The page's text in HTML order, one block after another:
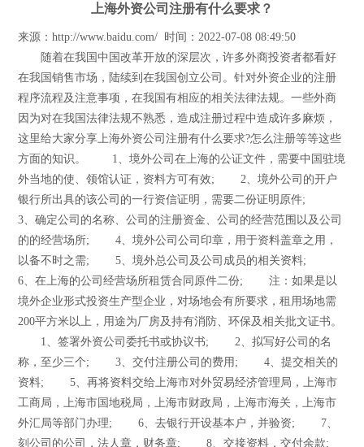
上海外资公司注册有什么要求？
来源：http://www.baidu.com/ 时间：2022-07-08 08:49:50
随着在我国中国改革开放的深层次，许多外商投资者都看好
在我国销售市场，陆续到在我国创立公司。针对外资企业的注册
程序流程及注意事项，在我国有相应的相关法律法规。一些外商
因为对在我国法律法规不熟悉，造成注册过程中造成许多麻烦，
这里给大家分享上海外资公司注册有什么要求?怎么注册等等这些
方面的知识。 1、境外公司在上海的公证文件，需要中国驻境
外当地的使、领馆认证，资料方可有效; 2、境外公司的开户
银行所出具的该公司的一行资信证明，需要二份证明原件;
3、确定公司的名称、公司的注册资金、公司的经营范围以及公司
的的经营场所; 4、境外公司公司印章，用于资料盖章之用，
以备不时之需; 5、境外总公司及公司成员的相关资料;
6、在上海的公司经营场所租赁合同原件二份; 注：如果是以
境外企业形式投资生产型企业，对场地会有所要求，租用场地需
200平方米以上，用途为厂房及持有消防、环保及相关批文证书。
1、签署外资公司委托书或协议书; 2、拟写好公司的名
称，至少三个; 3、交付注册公司的费用; 4、提交相关的
资料; 5、再将资料交给上海市对外贸易经济管理局，上海市
工商局，上海市国地税局，上海市财政局，上海市海关，上海市
外汇局等部门办理; 6、去银行开设基本户，并验资; 7、
刻公司的公司，法人章，财务章; 8、交接资料，交付余款;